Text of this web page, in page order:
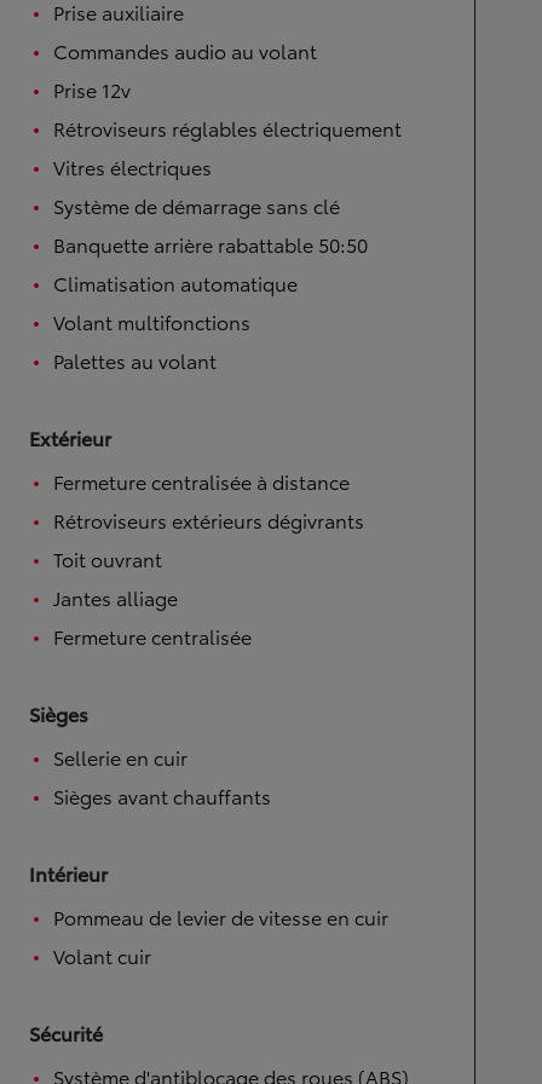
Prise auxiliaire
Commandes audio au volant
Prise 12v
Rétroviseurs réglables électriquement
Vitres électriques
Système de démarrage sans clé
Banquette arrière rabattable 50:50
Climatisation automatique
Volant multifonctions
Palettes au volant
Extérieur
Fermeture centralisée à distance
Rétroviseurs extérieurs dégivrants
Toit ouvrant
Jantes alliage
Fermeture centralisée
Sièges
Sellerie en cuir
Sièges avant chauffants
Intérieur
Pommeau de levier de vitesse en cuir
Volant cuir
Sécurité
Système d'antiblocage des roues (ABS)